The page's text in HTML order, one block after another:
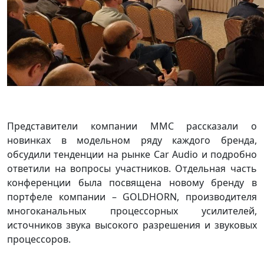
Представители компании ММС рассказали о
новинках в модельном ряду каждого бренда,
обсудили тенденции на рынке Car Audio и подробно
ответили на вопросы участников. Отдельная часть
конференции была посвящена новому бренду в
портфеле компании – GOLDHORN, производителя
многоканальных процессорных усилителей,
источников звука высокого разрешения и звуковых
процессоров.